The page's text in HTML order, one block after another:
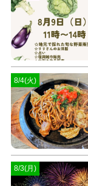
8/4(火)
8/3(月)